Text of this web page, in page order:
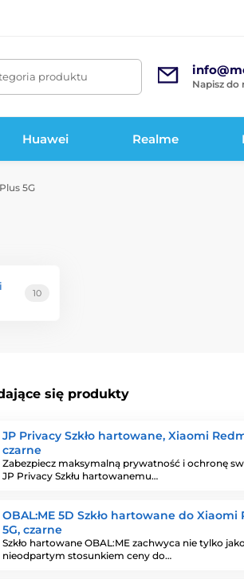
produktu
Napisz do
Huawei Realme
5G
10
się produkty
JP Privacy Szkło hartowane, Xiaomi
czarne
Zabezpiecz maksymalną prywatność i ochronę
JP Privacy Szkłu hartowanemu…
OBAL:ME 5D Szkło hartowane do Xiaomi
5G, czarne
Szkło hartowane OBAL:ME zachwyca nie tylko
nieodpartym stosunkiem ceny do…